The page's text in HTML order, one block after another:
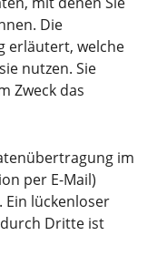
Die
erläutert, welche
nutzen. Sie
Zweck das
im
per E-Mail)
Ein lückenloser
Dritte ist